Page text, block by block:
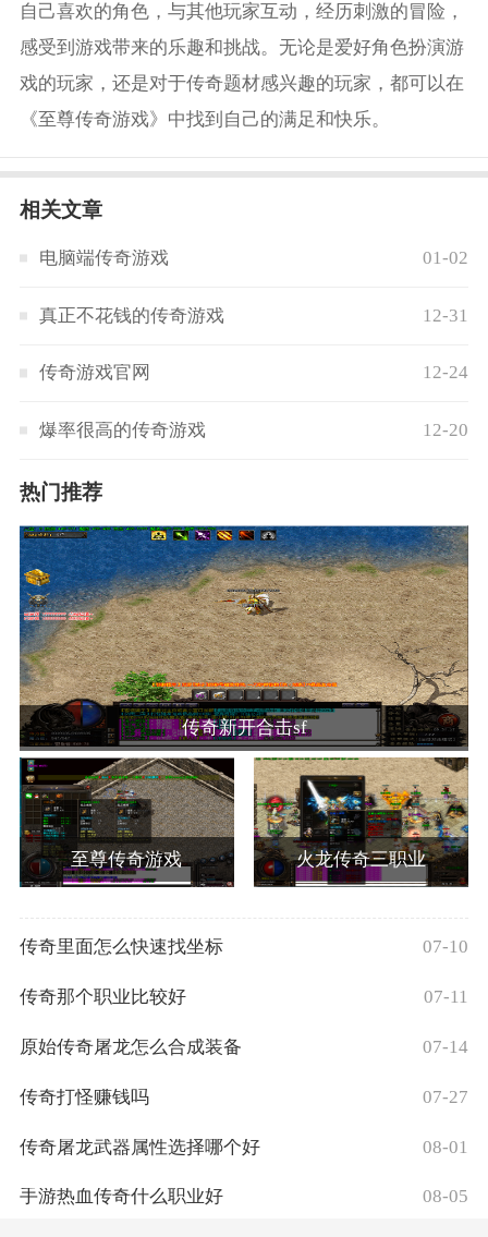
自己喜欢的角色，与其他玩家互动，经历刺激的冒险，
感受到游戏带来的乐趣和挑战。无论是爱好角色扮演游
戏的玩家，还是对于传奇题材感兴趣的玩家，都可以在
《至尊传奇游戏》中找到自己的满足和快乐。
相关文章
电脑端传奇游戏 01-02
真正不花钱的传奇游戏 12-31
传奇游戏官网 12-24
爆率很高的传奇游戏 12-20
热门推荐
传奇新开合击sf
至尊传奇游戏 火龙传奇三职业
传奇里面怎么快速找坐标 07-10
传奇那个职业比较好 07-11
原始传奇屠龙怎么合成装备 07-14
传奇打怪赚钱吗 07-27
传奇屠龙武器属性选择哪个好 08-01
手游热血传奇什么职业好 08-05